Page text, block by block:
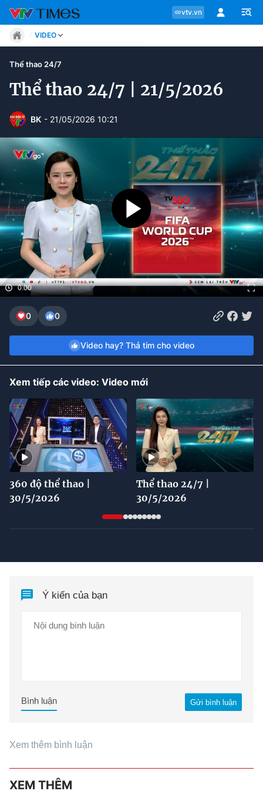
vtv.vn
Chuyên mục
Tin tức
Move
Phong cách
Chân dung
Sự kiện
Bóng đá
Thể thao Điện tử
Các môn khác
Bên lề
VIDEO
Move
Phong cách
Chân dung
Sự kiện
Thể thao điện tử
Các môn khác
Video
Bên lề
Thể thao 24/7
Thể thao 24/7 | 21/5/2026
BK - 21/05/2026 10:21
0:00
0 0
Video hay? Thả tim cho video
Xem tiếp các video: Video mới
360 độ thể thao |
30/5/2026
Thể thao 24/7 |
30/5/2026
Ý kiến của bạn
Gửi bình luận
Bình luận
Xem thêm bình luận
XEM THÊM